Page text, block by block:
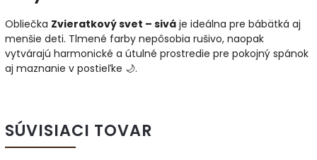
Obliečka Zvieratkový svet – sivá je ideálna pre bábätká aj
menšie deti. Tlmené farby nepôsobia rušivo, naopak
vytvárajú harmonické a útulné prostredie pre pokojný spánok
aj maznanie v postieľke 🌙.
SÚVISIACI TOVAR